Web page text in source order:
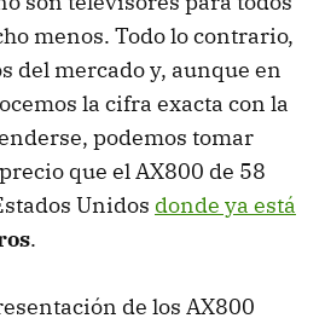
menos. Todo lo contrario,
del mercado y, aunque en
la cifra exacta con la
podemos tomar
que el AX800 de 58
Unidos donde ya está
.
de los AX800